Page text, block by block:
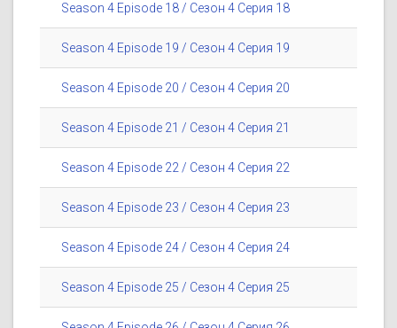
Season 4 Episode 18 / Сезон 4 Серия 18
Season 4 Episode 19 / Сезон 4 Серия 19
Season 4 Episode 20 / Сезон 4 Серия 20
Season 4 Episode 21 / Сезон 4 Серия 21
Season 4 Episode 22 / Сезон 4 Серия 22
Season 4 Episode 23 / Сезон 4 Серия 23
Season 4 Episode 24 / Сезон 4 Серия 24
Season 4 Episode 25 / Сезон 4 Серия 25